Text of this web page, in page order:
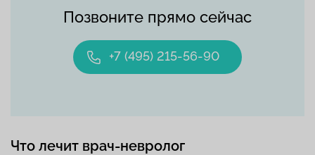
Позвоните прямо сейчас
+7 (495) 215-56-90
Что лечит врач-невролог